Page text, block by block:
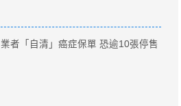
業者「自清」癌症保單 恐逾10張停售